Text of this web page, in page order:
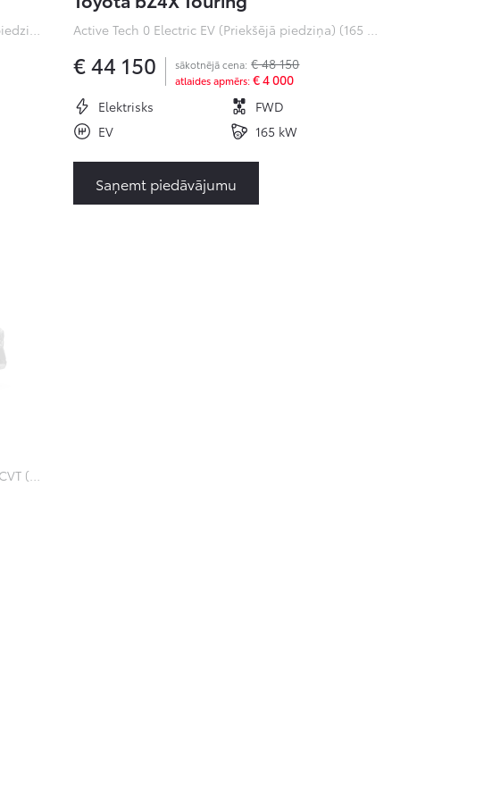
Style 2.5 Hybrid Dynamic Force e-CVT (Pilnpiedziņa) ( kW) Active Tech 0 Electric EV (Priekšējā piedziņa) (165 kW)
€ 44 150 sākotnējā cena: € 48 150
atlaides apmērs: € 4 000
Elektrisks
FWD
EV
165 kW
Saņemt piedāvājumu
Luxury Limited 2.5 Hybrid Dynamic Force e-CVT (Priekšējā piedziņa) (131 kW)